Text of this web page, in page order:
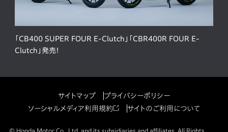
「CB400 SUPER FOUR E-Clutch」「CBR400R FOUR E-
Clutch」発売！
サイトマップ
プライバシーポリシー
ソーシャルメディア利用規約
サイトのご利用について
© Honda Motor Co., Ltd. and its subsidiaries and affiliates. All Rights